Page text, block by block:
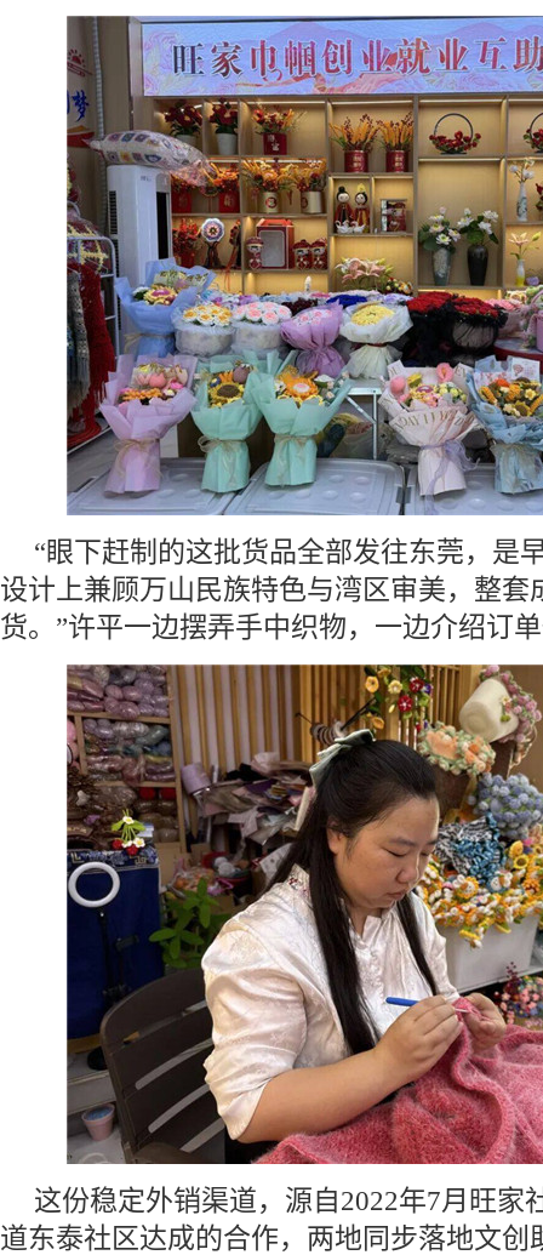
“眼下赶制的这批货品全部发往东莞，是
设计上兼顾万山民族特色与湾区审美，整套
货。”许平一边摆弄手中织物，一边介绍订
这份稳定外销渠道，源自2022年7月旺家
道东泰社区达成的合作，两地同步落地文创